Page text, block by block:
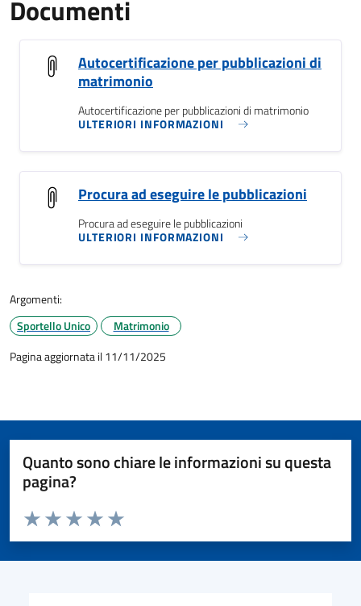
Documenti
Autocertificazione per pubblicazioni di
matrimonio
Autocertificazione per pubblicazioni di matrimonio
ULTERIORI INFORMAZIONI
Procura ad eseguire le pubblicazioni
Procura ad eseguire le pubblicazioni
ULTERIORI INFORMAZIONI
Argomenti:
Sportello Unico
Matrimonio
Pagina aggiornata il 11/11/2025
Quanto sono chiare le informazioni su questa
pagina?
Valuta da 1 a 5 stelle la pagina
Valuta 5 stelle su 5
Valuta 4 stelle su 5
Valuta 3 stelle su 5
Valuta 2 stelle su 5
Valuta 1 stelle su 5